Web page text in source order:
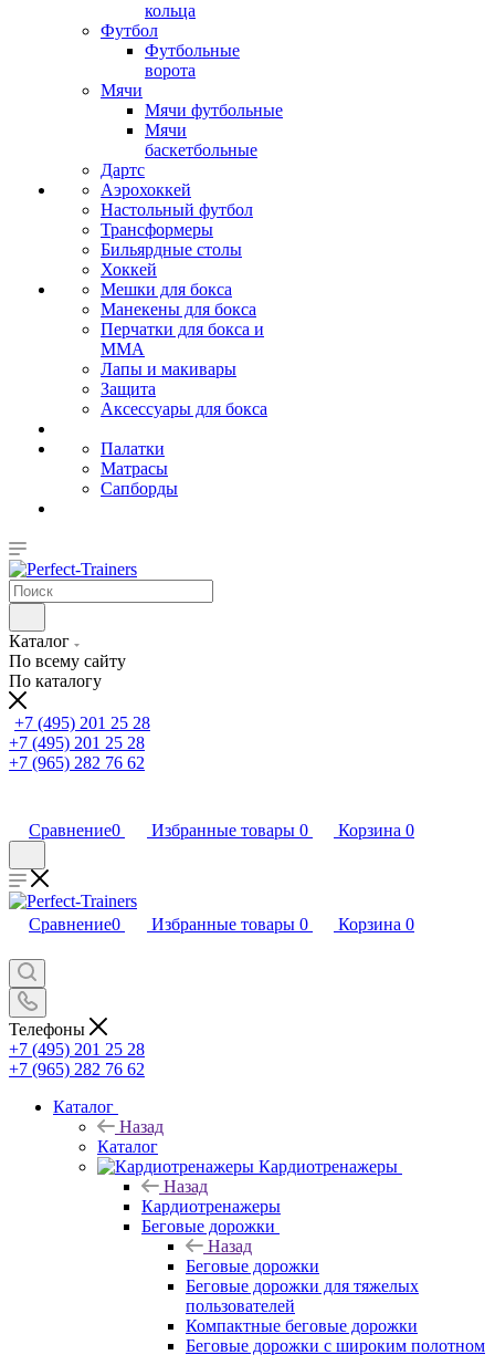
кольца
Футбол
Футбольные
ворота
Мячи
Мячи футбольные
Мячи
баскетбольные
Дартс
Аэрохоккей
Настольный футбол
Трансформеры
Бильярдные столы
Хоккей
Мешки для бокса
Манекены для бокса
Перчатки для бокса и
MMA
Лапы и макивары
Защита
Аксессуары для бокса
Палатки
Матрасы
Сапборды
Каталог
По всему сайту
По каталогу
+7 (495) 201 25 28
+7 (495) 201 25 28
+7 (965) 282 76 62
Сравнение0 Избранные товары 0 Корзина 0
Сравнение0 Избранные товары 0 Корзина 0
Телефоны
+7 (495) 201 25 28
+7 (965) 282 76 62
Каталог
Назад
Каталог
Кардиотренажеры
Назад
Кардиотренажеры
Беговые дорожки
Назад
Беговые дорожки
Беговые дорожки для тяжелых
пользователей
Компактные беговые дорожки
Беговые дорожки с широким полотном